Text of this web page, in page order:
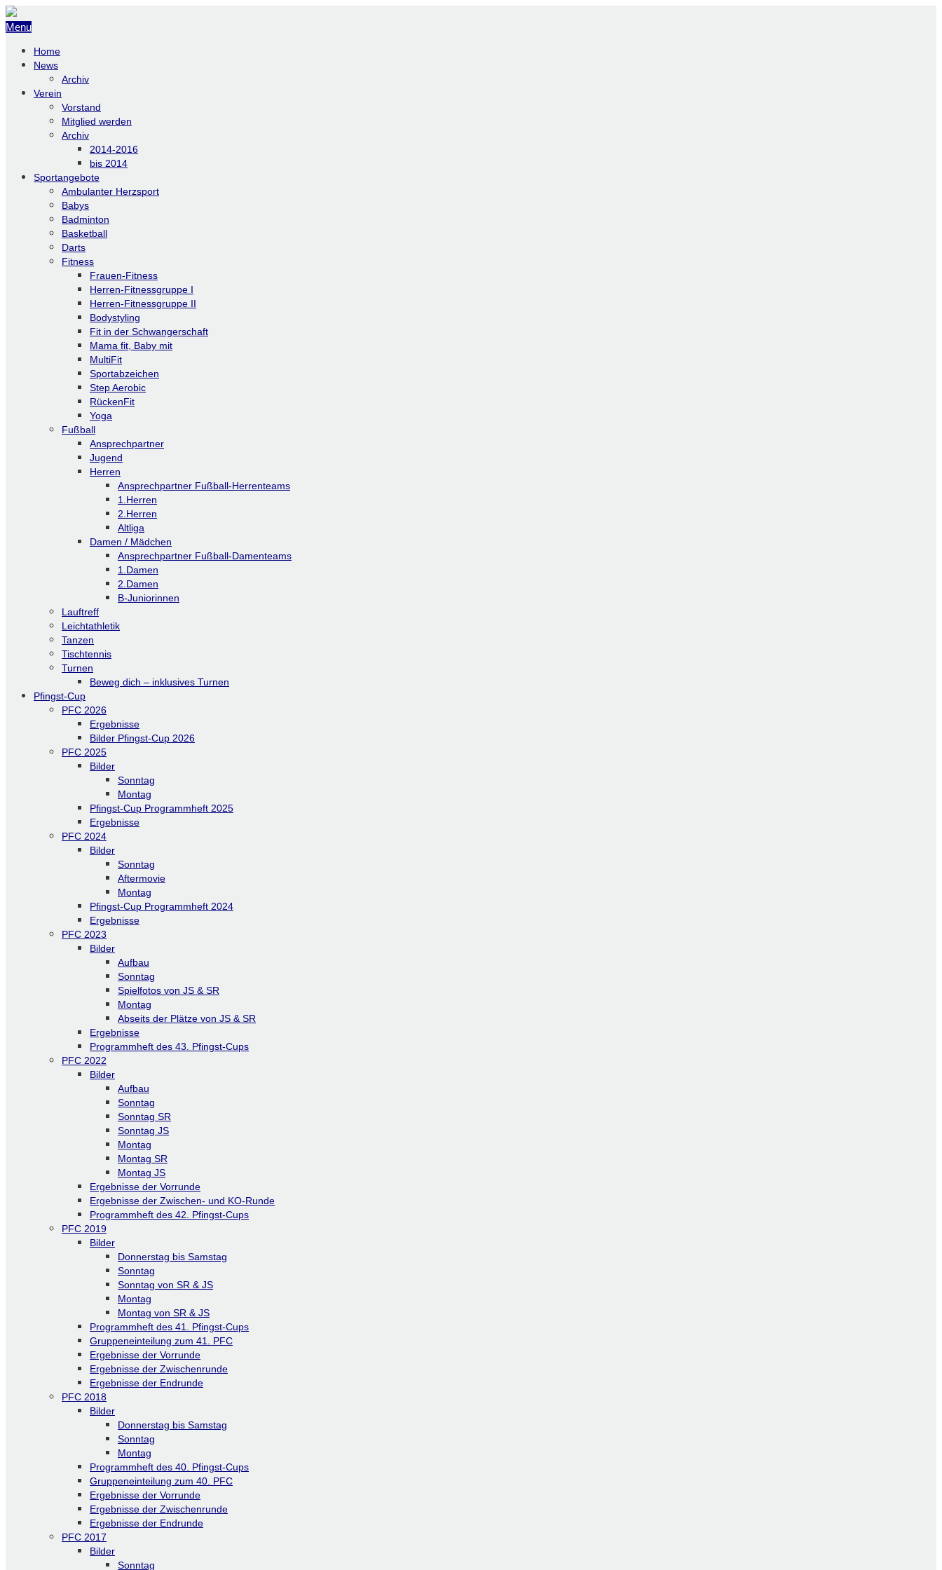
Menu
Home
News
Archiv
Verein
Vorstand
Mitglied werden
Archiv
2014-2016
bis 2014
Sportangebote
Ambulanter Herzsport
Babys
Badminton
Basketball
Darts
Fitness
Frauen-Fitness
Herren-Fitnessgruppe I
Herren-Fitnessgruppe II
Bodystyling
Fit in der Schwangerschaft
Mama fit, Baby mit
MultiFit
Sportabzeichen
Step Aerobic
RückenFit
Yoga
Fußball
Ansprechpartner
Jugend
Herren
Ansprechpartner Fußball-Herrenteams
1.Herren
2.Herren
Altliga
Damen / Mädchen
Ansprechpartner Fußball-Damenteams
1.Damen
2.Damen
B-Juniorinnen
Lauftreff
Leichtathletik
Tanzen
Tischtennis
Turnen
Beweg dich – inklusives Turnen
Pfingst-Cup
PFC 2026
Ergebnisse
Bilder Pfingst-Cup 2026
PFC 2025
Bilder
Sonntag
Montag
Pfingst-Cup Programmheft 2025
Ergebnisse
PFC 2024
Bilder
Sonntag
Aftermovie
Montag
Pfingst-Cup Programmheft 2024
Ergebnisse
PFC 2023
Bilder
Aufbau
Sonntag
Spielfotos von JS & SR
Montag
Abseits der Plätze von JS & SR
Ergebnisse
Programmheft des 43. Pfingst-Cups
PFC 2022
Bilder
Aufbau
Sonntag
Sonntag SR
Sonntag JS
Montag
Montag SR
Montag JS
Ergebnisse der Vorrunde
Ergebnisse der Zwischen- und KO-Runde
Programmheft des 42. Pfingst-Cups
PFC 2019
Bilder
Donnerstag bis Samstag
Sonntag
Sonntag von SR & JS
Montag
Montag von SR & JS
Programmheft des 41. Pfingst-Cups
Gruppeneinteilung zum 41. PFC
Ergebnisse der Vorrunde
Ergebnisse der Zwischenrunde
Ergebnisse der Endrunde
PFC 2018
Bilder
Donnerstag bis Samstag
Sonntag
Montag
Programmheft des 40. Pfingst-Cups
Gruppeneinteilung zum 40. PFC
Ergebnisse der Vorrunde
Ergebnisse der Zwischenrunde
Ergebnisse der Endrunde
PFC 2017
Bilder
Sonntag